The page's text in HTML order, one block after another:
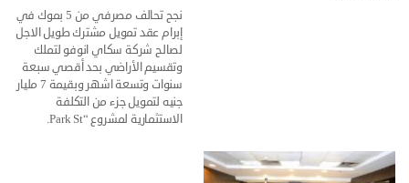
نجح تحالف مصرفي من 5 بموك في
إبرام عقد تمويل مشترك طويل الاجل
لصالح شركة سكاي انوفو لتملك
وتقسيم الأراضي بحد أقصي سبعة
سنوات وتسعة اشهر وبقيمة 7 مليار
جنيه لتمويل جزء من التكلفة
الاستثمارية لمشروع “Park St.